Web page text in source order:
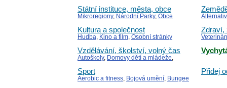
účetnictví
Státní instituce, města, obce
Mikroregiony, Národní Parky, Obce
Kultura a společnost
Hudba, Kino a film, Osobní stránky
Zdraví,
Vzdělávání, školství, volný čas
Autoškoly, Domovy dětí a mládeže,
Sport
Aerobic a fitness, Bojová umění, Bungee
Přidej